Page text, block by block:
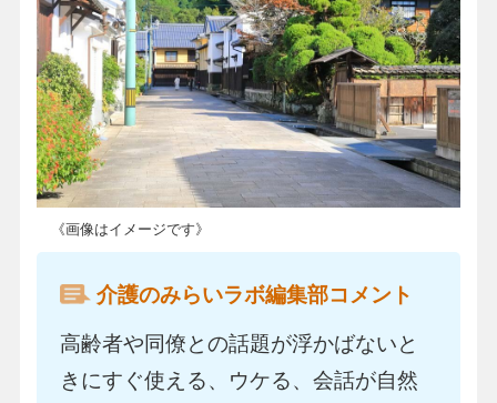
《画像はイメージです》
介護のみらいラボ編集部コメント
高齢者や同僚との話題が浮かばないと
きにすぐ使える、ウケる、会話が自然